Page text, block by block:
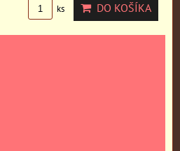
ks DO KOŠÍKA